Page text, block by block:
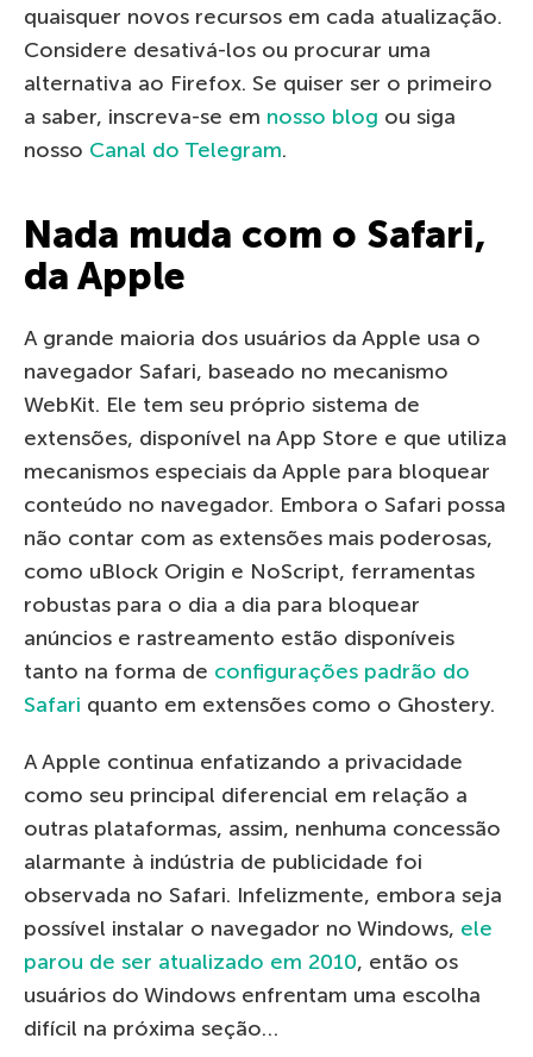
quaisquer novos recursos em cada atualização.
Considere desativá-los ou procurar uma
alternativa ao Firefox. Se quiser ser o primeiro
a saber, inscreva-se em nosso blog ou siga
nosso Canal do Telegram.
Nada muda com o Safari,
da Apple
A grande maioria dos usuários da Apple usa o
navegador Safari, baseado no mecanismo
WebKit. Ele tem seu próprio sistema de
extensões, disponível na App Store e que utiliza
mecanismos especiais da Apple para bloquear
conteúdo no navegador. Embora o Safari possa
não contar com as extensões mais poderosas,
como uBlock Origin e NoScript, ferramentas
robustas para o dia a dia para bloquear
anúncios e rastreamento estão disponíveis
tanto na forma de configurações padrão do
Safari quanto em extensões como o Ghostery.
A Apple continua enfatizando a privacidade
como seu principal diferencial em relação a
outras plataformas, assim, nenhuma concessão
alarmante à indústria de publicidade foi
observada no Safari. Infelizmente, embora seja
possível instalar o navegador no Windows, ele
parou de ser atualizado em 2010, então os
usuários do Windows enfrentam uma escolha
difícil na próxima seção…